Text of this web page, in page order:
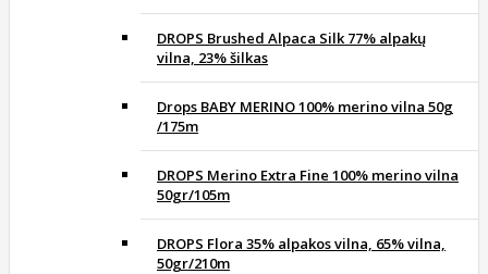
DROPS Brushed Alpaca Silk 77% alpakų
vilna, 23% šilkas
Drops BABY MERINO 100% merino vilna 50g
/175m
DROPS Merino Extra Fine 100% merino vilna
50gr/105m
DROPS Flora 35% alpakos vilna, 65% vilna,
50gr/210m